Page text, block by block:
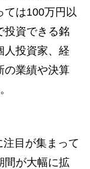
ては100万円以
投資できる銘
人投資家、経
の業績や決算
目が集まって
間が大幅に拡